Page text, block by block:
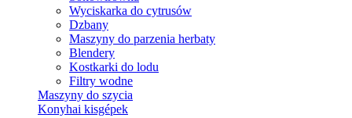
Wyciskarka do cytrusów
Dzbany
Maszyny do parzenia herbaty
Blendery
Kostkarki do lodu
Filtry wodne
Maszyny do szycia
Konyhai kisgépek